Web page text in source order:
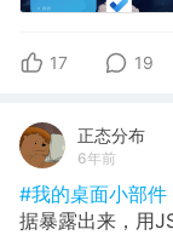
17 19
正态分布
6年前
#我的桌面小部件
据暴露出来，用